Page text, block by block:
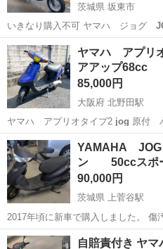
茨城県 坂東市
いきなり購入不可 ヤマハ ジョグ
(市役所にてナンバー取得可能) 走る
問題なし キックでエンジンかかりま
便利なリアボッ...
茨城 坂東市 スク
ヤマハ アプリオ
アアップ68cc
85,000円
大阪府 北野田駅
ヤマハ アプリオタイプ2 jog 原付
大阪 堺市
YAMAHA JOG
ン 50ccスポ
90,000円
茨城県 上菅谷駅
2017年頃に新車で購入しました。 傷
ト、ブレーキランプ、ウィンカー等
ますが、見落とし等あるかもしれま
茨城 那珂市 上菅谷駅
自賠責